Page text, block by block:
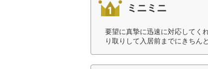
ミニミニ
要望に真摯に迅速に対応してく
り取りして入居前までにきちん